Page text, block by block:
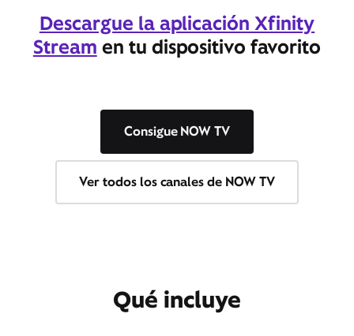
Descargue la aplicación Xfinity
Stream en tu dispositivo favorito
Consigue NOW TV
Ver todos los canales de NOW TV
Qué incluye